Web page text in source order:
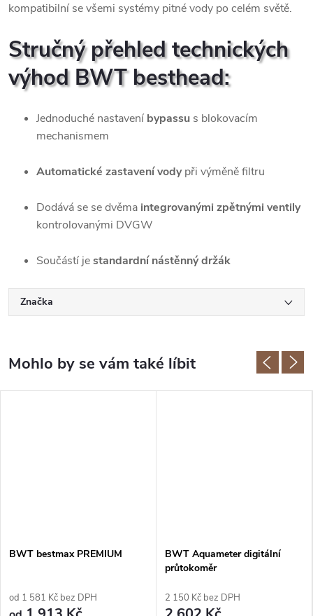
kompatibilní se všemi systémy pitné vody po celém světě.
Stručný přehled technických
výhod BWT besthead:
Jednoduché nastavení bypassu s blokovacím
mechanismem
Automatické zastavení vodypři výměně filtru
Dodává se se dvěma integrovanými zpětnými ventily
kontrolovanými DVGW
Součástí jestandardní nástěnný držák
Značka
BWT bestmax PREMIUM
od 1 581 Kč bez DPH
BWT Aquameter digitální
průtokoměr
2 150 Kč bez DPH